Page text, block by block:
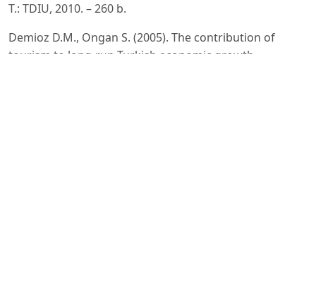
T.: TDIU, 2010. – 260 b.
Demioz D.M., Ongan S. (2005). The contribution of
tourism to long-run Turkish economic growth.